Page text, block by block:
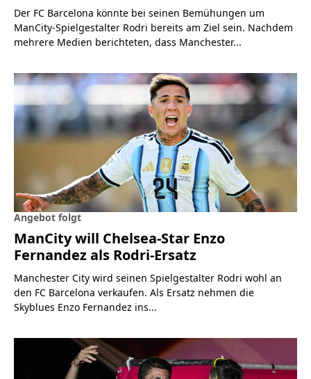
Der FC Barcelona könnte bei seinen Bemühungen um
ManCity-Spielgestalter Rodri bereits am Ziel sein. Nachdem
mehrere Medien berichteten, dass Manchester...
Angebot folgt
ManCity will Chelsea-Star Enzo
Fernandez als Rodri-Ersatz
Manchester City wird seinen Spielgestalter Rodri wohl an
den FC Barcelona verkaufen. Als Ersatz nehmen die
Skyblues Enzo Fernandez ins...